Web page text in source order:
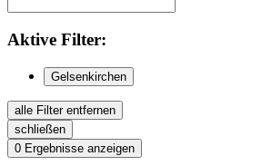
Aktive Filter:
Gelsenkirchen
alle Filter entfernen
schließen
0 Ergebnisse anzeigen